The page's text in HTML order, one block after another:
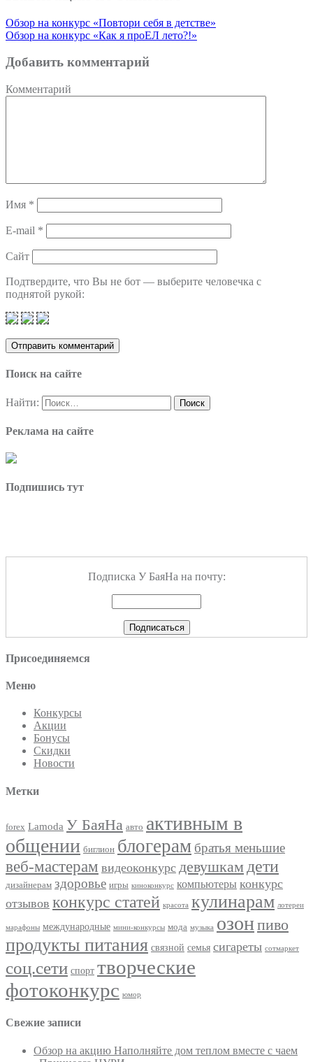
Обзор на конкурс «Повтори себя в детстве»
Обзор на конкурс «Как я проЕЛ лето?!»
Добавить комментарий
Комментарий
Имя *
E-mail *
Сайт
Подтвердите, что Вы не бот — выберите человечка с
поднятой рукой:
Поиск на сайте
Найти:
Реклама на сайте
Подпишись тут
Подписка У БаяНа на почту:
Присоединяемся
Меню
Конкурсы
Акции
Бонусы
Скидки
Новости
Метки
forex Lamoda У БаяНа авто активным в
общении биглион блогерам братья меньшие
веб-мастерам видеоконкурс девушкам дети
дизайнерам здоровье игры киноконкурс компьютеры конкурс
отзывов конкурс статей красота кулинарам лотереи
марафоны международные мини-конкурсы мода музыка озонпиво
продукты питания связной семья сигареты сотмаркет
соц.сети спорт творческие
фотоконкурс юмор
Свежие записи
Обзор на акцию Наполняйте дом теплом вместе с чаем